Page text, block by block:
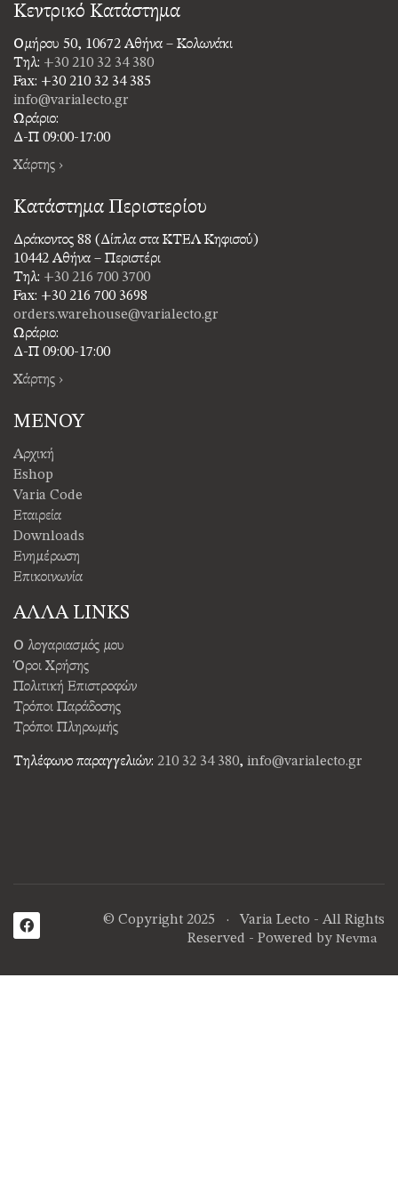
Κεντρικό Κατάστημα
Ομήρου 50, 10672 Αθήνα – Κολωνάκι
Τηλ: +30 210 32 34 380
Fax: +30 210 32 34 385
info@varialecto.gr
Ωράριο:
Δ-Π 09:00-17:00
Χάρτης ›
Κατάστημα Περιστερίου
Δράκοντος 88 (Δίπλα στα ΚΤΕΛ Κηφισού)
10442 Αθήνα – Περιστέρι
Τηλ: +30 216 700 3700
Fax: +30 216 700 3698
orders.warehouse@varialecto.gr
Ωράριο:
Δ-Π 09:00-17:00
Χάρτης ›
ΜΕΝΟΥ
Αρχική
Eshop
Varia Code
Εταιρεία
Downloads
Ενημέρωση
Επικοινωνία
ΑΛΛΑ LINKS
Ο λογαριασμός μου
Όροι Χρήσης
Πολιτική Επιστροφών
Τρόποι Παράδοσης
Τρόποι Πληρωμής
Τηλέφωνο παραγγελιών: 210 32 34 380, info@varialecto.gr
© Copyright 2025 · Varia Lecto - All Rights
Reserved - Powered by Nevma